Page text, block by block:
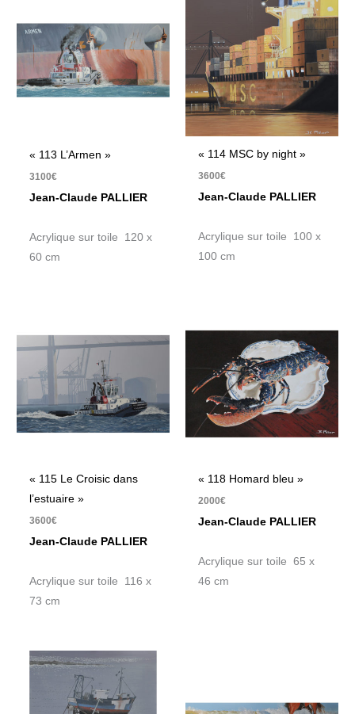
« 113 L’Armen »
3100€
Jean-Claude PALLIER
Acrylique sur toile 120 x
60 cm
« 114 MSC by night »
3600€
Jean-Claude PALLIER
Acrylique sur toile 100 x
100 cm
« 115 Le Croisic dans
l’estuaire »
3600€
Jean-Claude PALLIER
Acrylique sur toile 116 x
73 cm
« 118 Homard bleu »
2000€
Jean-Claude PALLIER
Acrylique sur toile 65 x
46 cm